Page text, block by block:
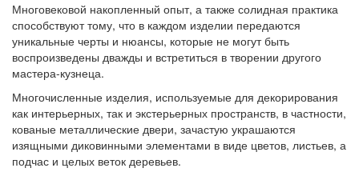
Многовековой накопленный опыт, а также солидная практика
способствуют тому, что в каждом изделии передаются
уникальные черты и нюансы, которые не могут быть
воспроизведены дважды и встретиться в творении другого
мастера-кузнеца.
Многочисленные изделия, используемые для декорирования
как интерьерных, так и экстерьерных пространств, в частности,
кованые металлические двери, зачастую украшаются
изящными диковинными элементами в виде цветов, листьев, а
подчас и целых веток деревьев.